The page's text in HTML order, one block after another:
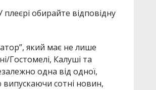
плеєрі обирайте відповідну
який має не лише
Гостомелі, Калуші та
одна від одної,
сотні новин,